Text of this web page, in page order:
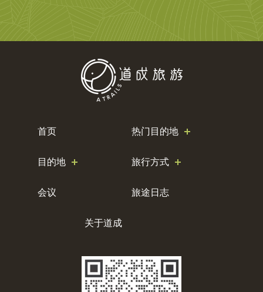
首页 热门目的地
目的地 旅行方式
会议 旅途日志
关于道成